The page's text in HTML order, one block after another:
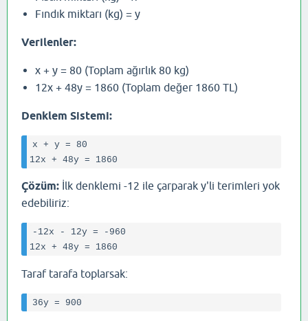
Fındık miktarı (kg) = y
Verilenler:
x + y = 80 (Toplam ağırlık 80 kg)
12x + 48y = 1860 (Toplam değer 1860 TL)
Denklem Sistemi:
x + y = 80
Çözüm: İlk denklemi -12 ile çarparak y'li terimleri yok
edebiliriz:
-12x - 12y = -960
Taraf tarafa toplarsak: